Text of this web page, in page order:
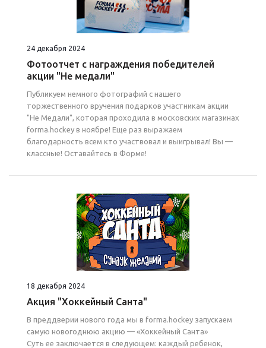
24 декабря 2024
Фотоотчет с награждения победителей
акции "Не медали"
Публикуем немного фотографий с нашего
торжественного вручения подарков участникам акции
"Не Медали", которая проходила в московских магазинах
forma.hockey в ноябре! Еще раз выражаем
благодарность всем кто участвовал и выигрывал! Вы —
классные! Оставайтесь в Форме!
18 декабря 2024
Акция "Хоккейный Санта"
В преддверии нового года мы в forma.hockey запускаем
самую новогоднюю акцию — «Хоккейный Санта»
Суть ее заключается в следующем: каждый ребенок,